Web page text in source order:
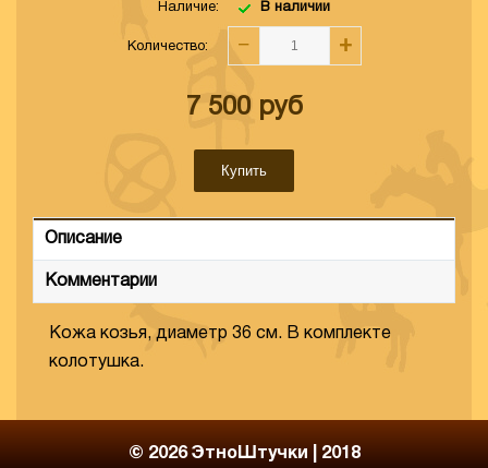
Наличие: В наличии
Количество: − +
7 500 руб
Купить
Описание
Комментарии
Кожа козья, диаметр 36 см. В комплекте
колотушка.
© 2026 ЭтноШтучки | 2018